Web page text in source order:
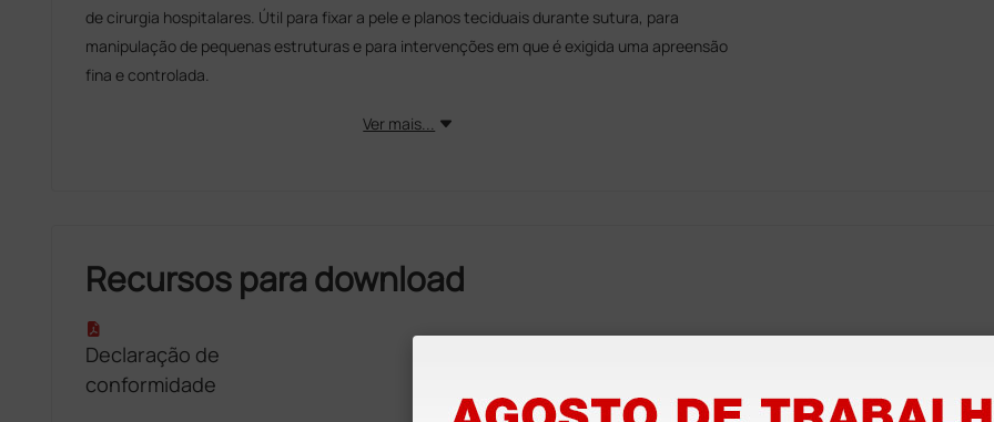
de cirurgia hospitalares. Útil para fixar a pele e planos teciduais durante sutura, para
manipulação de pequenas estruturas e para intervenções em que é exigida uma apreensão
fina e controlada.
Ver mais...
Recursos para download
Declaração de
conformidade